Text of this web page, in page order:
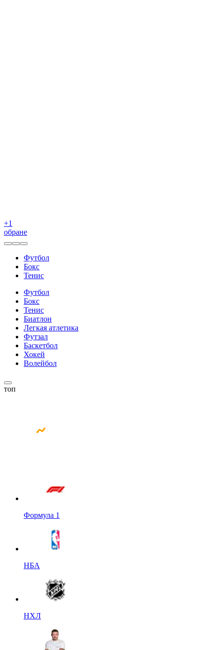
+1
обране
Футбол
Бокс
Тенис
Футбол
Бокс
Тенис
Биатлон
Легкая атлетика
Футзал
Баскетбол
Хокей
Волейбол
топ
Формула 1
НБА
НХЛ